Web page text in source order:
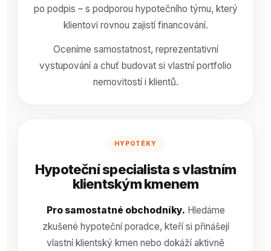
po podpis – s podporou hypotečního týmu, který
klientovi rovnou zajistí financování.
Oceníme samostatnost, reprezentativní
vystupování a chuť budovat si vlastní portfolio
nemovitostí i klientů.
HYPOTÉKY
Hypoteční specialista s vlastním
klientským kmenem
Pro samostatné obchodníky. Hledáme
zkušené hypoteční poradce, kteří si přinášejí
vlastní klientský kmen nebo dokáží aktivně